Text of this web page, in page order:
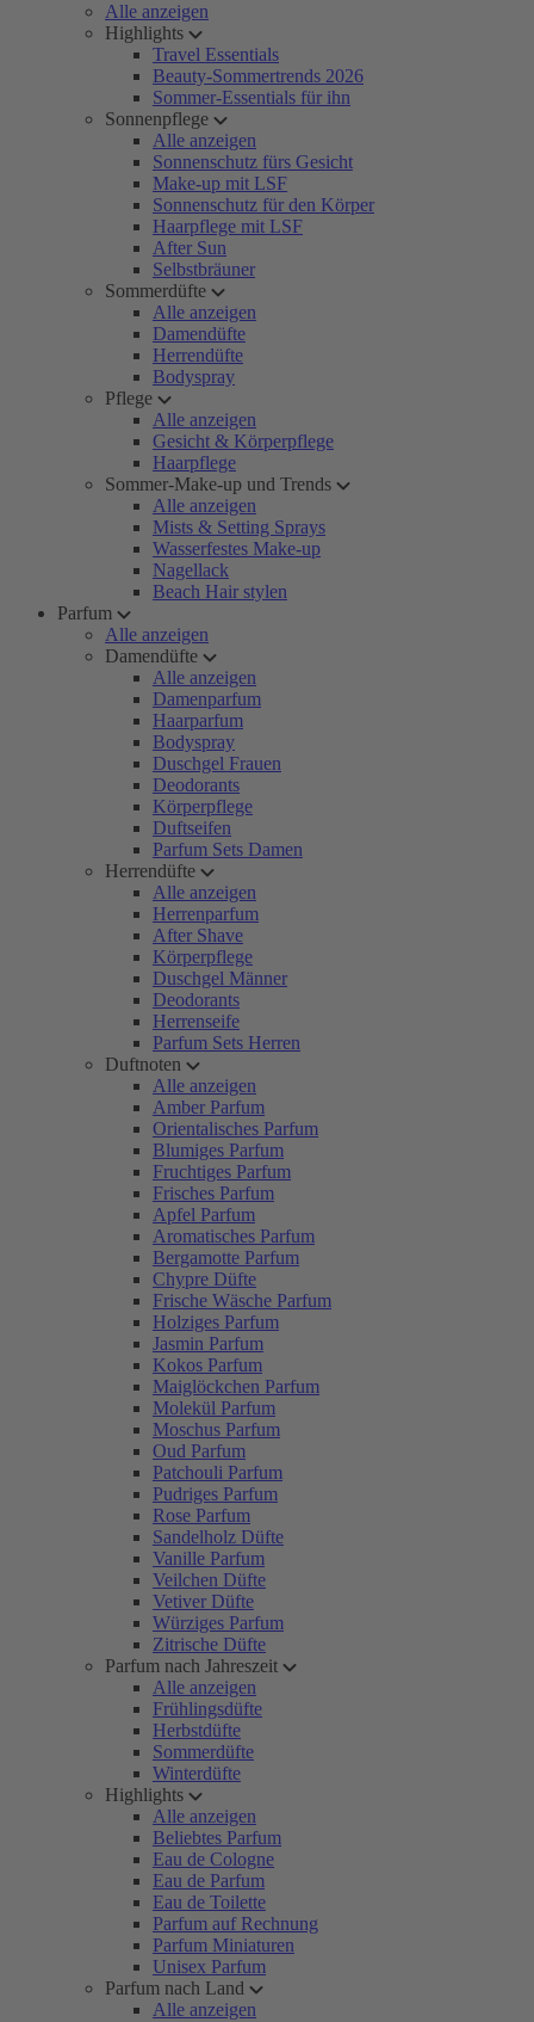
Alle anzeigen
Highlights
Travel Essentials
Beauty-Sommertrends 2026
Sommer-Essentials für ihn
Sonnenpflege
Alle anzeigen
Sonnenschutz fürs Gesicht
Make-up mit LSF
Sonnenschutz für den Körper
Haarpflege mit LSF
After Sun
Selbstbräuner
Sommerdüfte
Alle anzeigen
Damendüfte
Herrendüfte
Bodyspray
Pflege
Alle anzeigen
Gesicht & Körperpflege
Haarpflege
Sommer-Make-up und Trends
Alle anzeigen
Mists & Setting Sprays
Wasserfestes Make-up
Nagellack
Beach Hair stylen
Parfum
Alle anzeigen
Damendüfte
Alle anzeigen
Damenparfum
Haarparfum
Bodyspray
Duschgel Frauen
Deodorants
Körperpflege
Duftseifen
Parfum Sets Damen
Herrendüfte
Alle anzeigen
Herrenparfum
After Shave
Körperpflege
Duschgel Männer
Deodorants
Herrenseife
Parfum Sets Herren
Duftnoten
Alle anzeigen
Amber Parfum
Orientalisches Parfum
Blumiges Parfum
Fruchtiges Parfum
Frisches Parfum
Apfel Parfum
Aromatisches Parfum
Bergamotte Parfum
Chypre Düfte
Frische Wäsche Parfum
Holziges Parfum
Jasmin Parfum
Kokos Parfum
Maiglöckchen Parfum
Molekül Parfum
Moschus Parfum
Oud Parfum
Patchouli Parfum
Pudriges Parfum
Rose Parfum
Sandelholz Düfte
Vanille Parfum
Veilchen Düfte
Vetiver Düfte
Würziges Parfum
Zitrische Düfte
Parfum nach Jahreszeit
Alle anzeigen
Frühlingsdüfte
Herbstdüfte
Sommerdüfte
Winterdüfte
Highlights
Alle anzeigen
Beliebtes Parfum
Eau de Cologne
Eau de Parfum
Eau de Toilette
Parfum auf Rechnung
Parfum Miniaturen
Unisex Parfum
Parfum nach Land
Alle anzeigen